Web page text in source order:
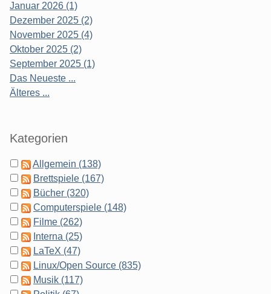
Januar 2026 (1)
Dezember 2025 (2)
November 2025 (4)
Oktober 2025 (2)
September 2025 (1)
Das Neueste ...
Älteres ...
Kategorien
Allgemein (138)
Brettspiele (167)
Bücher (320)
Computerspiele (148)
Filme (262)
Interna (25)
LaTeX (47)
Linux/Open Source (835)
Musik (117)